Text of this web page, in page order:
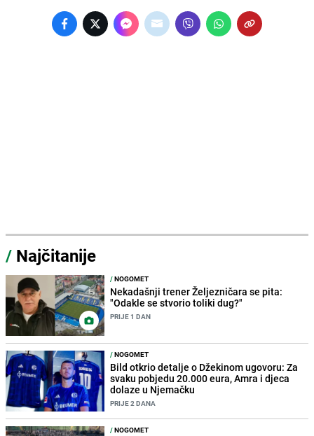
/ Najčitanije
/NOGOMET
Nekadašnji trener Željezničara se pita:
"Odakle se stvorio toliki dug?"
PRIJE 1 DAN
/NOGOMET
Bild otkrio detalje o Džekinom ugovoru: Za
svaku pobjedu 20.000 eura, Amra i djeca
dolaze u Njemačku
PRIJE 2 DANA
/NOGOMET